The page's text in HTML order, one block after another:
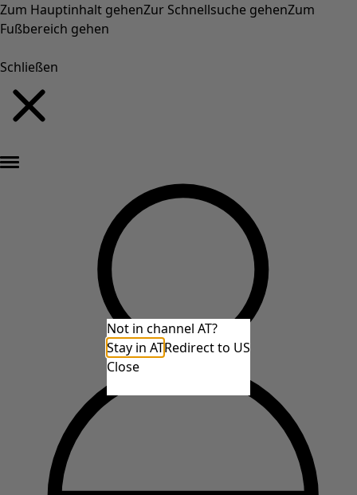
Zum Hauptinhalt gehenZur Schnellsuche gehenZum
Fußbereich gehen
Schließen
Not in channel AT?
Stay in ATRedirect to US
Close